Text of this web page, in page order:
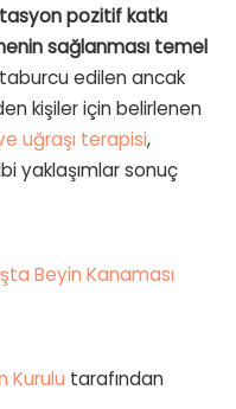
pozitif katkı
sağlanması temel
edilen ancak
kişiler için belirlenen
uğraşı terapisi,
yaklaşımlar sonuç
Beyin Kanaması
Kurulu tarafından